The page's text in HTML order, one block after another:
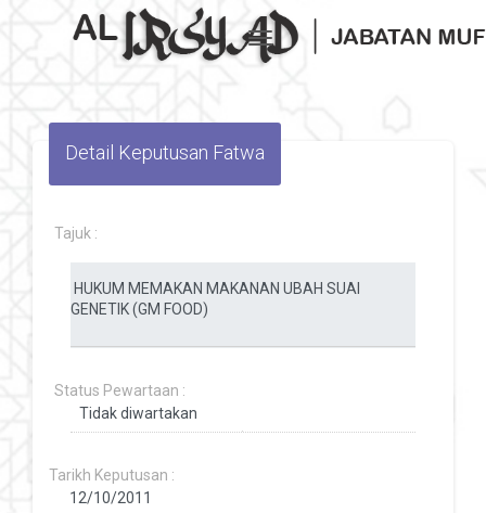
Toggle navigation
Detail Keputusan Fatwa
Tajuk :
Status Pewartaan :
Tarikh Keputusan :